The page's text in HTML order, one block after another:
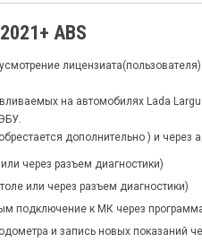
ABS
лицензиата(пользователя)
на автомобилях Lada
дополнительно ) и через
через разъем диагностики)
или через разъем диагностики)
подключение к МК через
и запись новых показаний